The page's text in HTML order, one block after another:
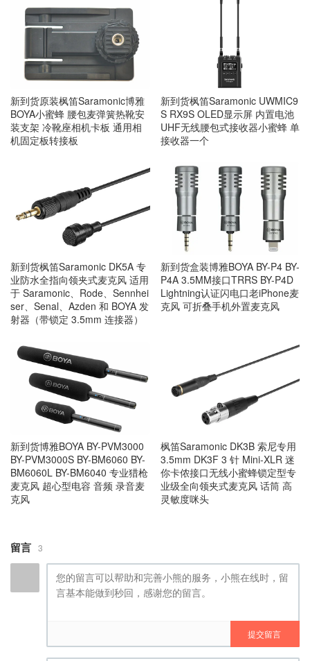
新到货原装枫笛Saramonic博雅
BOYA小蜜蜂 腰包麦弹簧热靴安
装支架 冷靴座相机卡板 通用相
机固定板转接板
新到货枫笛Saramonic UWMIC9
S RX9S OLED显示屏 内置电池
UHF无线腰包式接收器小蜜蜂 单
接收器一个
新到货枫笛Saramonic DK5A 专
业防水全指向领夹式麦克风 适用
于 Saramonic、Rode、Sennhei
ser、Senal、Azden 和 BOYA 发
射器（带锁定 3.5mm 连接器）
新到货盒装博雅BOYA BY-P4 BY-
P4A 3.5MM接口TRRS BY-P4D
Lightning认证闪电口老iPhone麦
克风 可折叠手机外置麦克风
新到货博雅BOYA BY-PVM3000
BY-PVM3000S BY-BM6060 BY-
BM6060L BY-BM6040 专业猎枪
麦克风 超心型电容 音频 录音麦
克风
枫笛Saramonic DK3B 索尼专用
3.5mm DK3F 3 针 Mini-XLR 迷
你卡侬接口无线小蜜蜂锁定型专
业级全向领夹式麦克风 话筒 高
灵敏度咪头
留言 3
提交留言